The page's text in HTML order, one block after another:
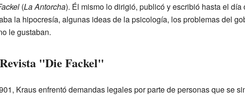
(La Antorcha). Él mismo lo dirigió, publicó y escribió hasta el
la hipocresía, algunas ideas de la psicología, los problemas del
le gustaban.
"Die Fackel"
Kraus enfrentó demandas legales por parte de personas que se